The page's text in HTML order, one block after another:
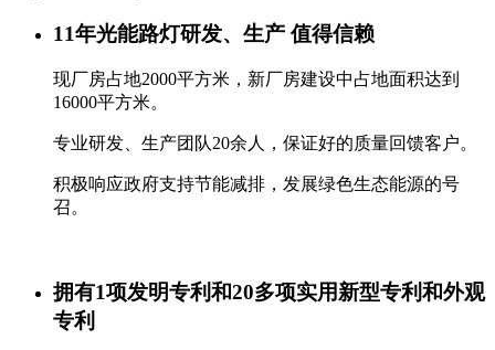
11年光能路灯研发、生产 值得信赖
现厂房占地2000平方米，新厂房建设中占地面积达到
16000平方米。
专业研发、生产团队20余人，保证好的质量回馈客户。
积极响应政府支持节能减排，发展绿色生态能源的号
召。
拥有1项发明专利和20多项实用新型专利和外观
专利